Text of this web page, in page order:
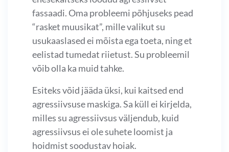
fassaadi. Oma probleemi põhjuseks pead
“rasket muusikat”, mille valikut su
usukaaslased ei mõista ega toeta, ning et
eelistad tumedat riietust. Su probleemil
võib olla ka muid tahke.
Esiteks võid jääda üksi, kui kaitsed end
agressiivsuse maskiga. Sa küll ei kirjelda,
milles su agressiivsus väljendub, kuid
agressiivsus ei ole suhete loomist ja
hoidmist soodustav hoiak.